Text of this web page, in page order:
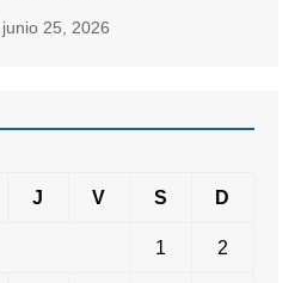
junio 25, 2026
J V S D
1 2